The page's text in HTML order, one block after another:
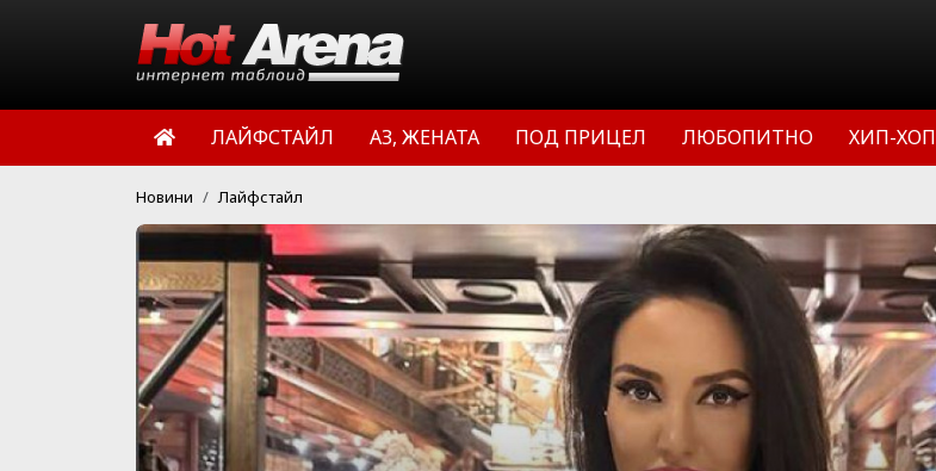
ЛАЙФСТАЙЛ АЗ, ЖЕНАТА ПОД ПРИЦЕЛ ЛЮБОПИТНО ХИП-ХОП
Новини Лайфстайл